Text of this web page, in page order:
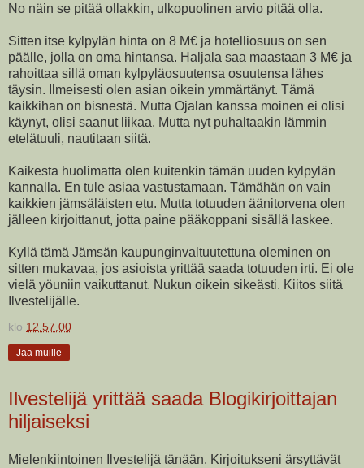
No näin se pitää ollakkin, ulkopuolinen arvio pitää olla.
Sitten itse kylpylän hinta on 8 M€ ja hotelliosuus on sen
päälle, jolla on oma hintansa. Haljala saa maastaan 3 M€ ja
rahoittaa sillä oman kylpyläosuutensa osuutensa lähes
täysin. Ilmeisesti olen asian oikein ymmärtänyt. Tämä
kaikkihan on bisnestä. Mutta Ojalan kanssa moinen ei olisi
käynyt, olisi saanut liikaa. Mutta nyt puhaltaakin lämmin
etelätuuli, nautitaan siitä.
Kaikesta huolimatta olen kuitenkin tämän uuden kylpylän
kannalla. En tule asiaa vastustamaan. Tämähän on vain
kaikkien jämsäläisten etu. Mutta totuuden äänitorvena olen
jälleen kirjoittanut, jotta paine pääkoppani sisällä laskee.
Kyllä tämä Jämsän kaupunginvaltuutettuna oleminen on
sitten mukavaa, jos asioista yrittää saada totuuden irti. Ei ole
vielä yöuniin vaikuttanut. Nukun oikein sikeästi. Kiitos siitä
Ilvestelijälle.
klo 12.57.00
Jaa muille
Ilvestelijä yrittää saada Blogikirjoittajan
hiljaiseksi
Mielenkiintoinen Ilvestelijä tänään. Kirjoitukseni ärsyttävät